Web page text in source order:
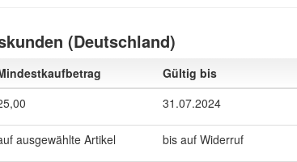
(Deutschland)
Gültig bis
31.07.2024
ausgewählte Artikel bis auf Widerruf